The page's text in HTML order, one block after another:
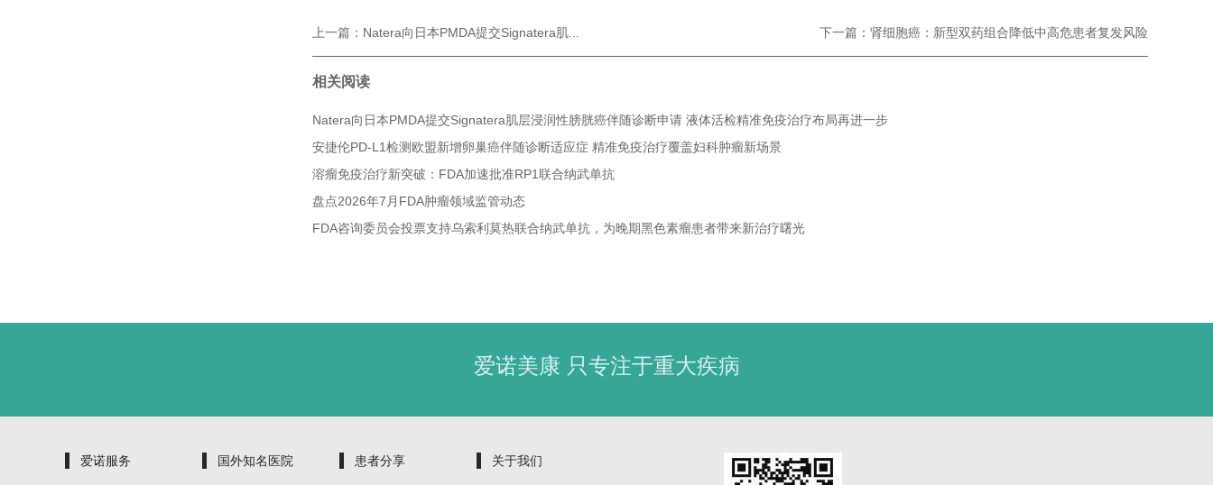
上一篇：Natera向日本PMDA提交Signatera肌... 下一篇：肾细胞癌：新型双药组合降低中高危患者复发风险
相关阅读
Natera向日本PMDA提交Signatera肌层浸润性膀胱癌伴随诊断申请 液体活检精准免疫治疗布局再进一步
安捷伦PD-L1检测欧盟新增卵巢癌伴随诊断适应症 精准免疫治疗覆盖妇科肿瘤新场景
溶瘤免疫治疗新突破：FDA加速批准RP1联合纳武单抗
盘点2026年7月FDA肿瘤领域监管动态
FDA咨询委员会投票支持乌索利莫热联合纳武单抗，为晚期黑色素瘤患者带来新治疗曙光
爱诺美康 只专注于重大疾病
爱诺服务 国外知名医院 患者分享 关于我们